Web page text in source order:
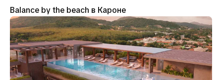
Balance by the beach в Кароне